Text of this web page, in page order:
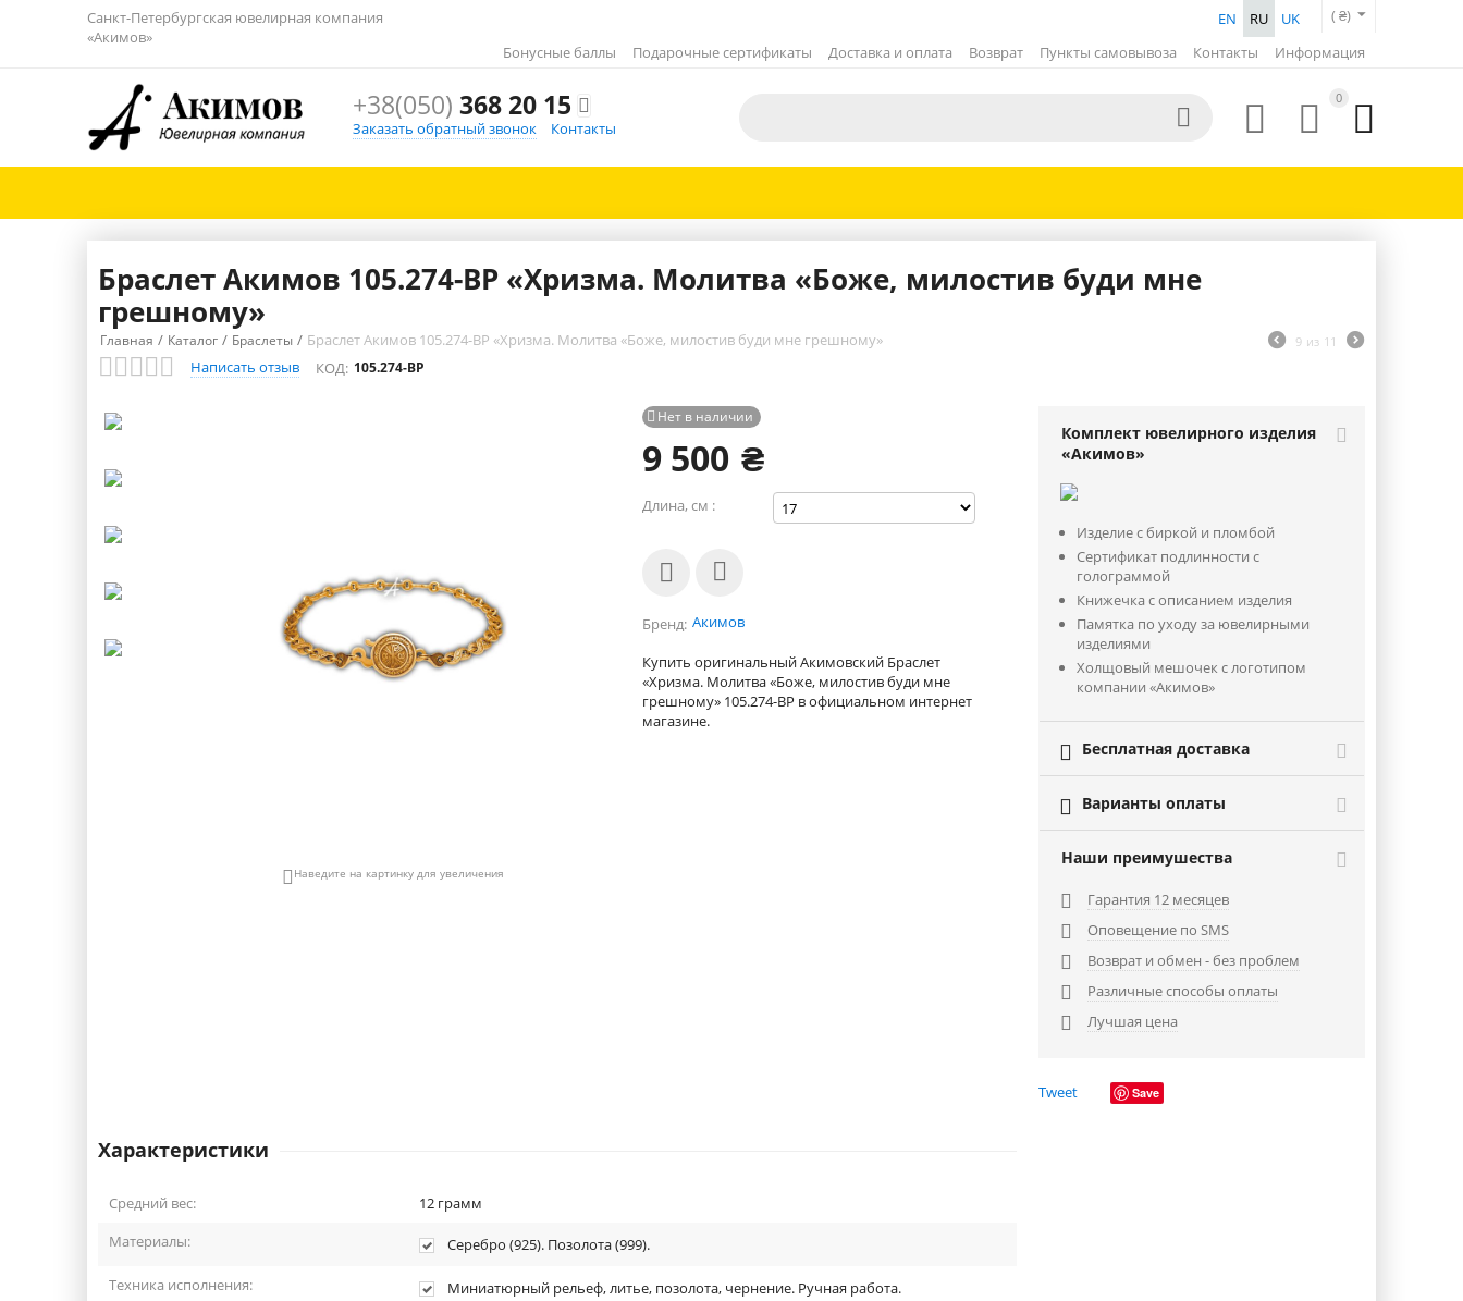
Санкт-Петербургская ювелирная компания
«Акимов»
( ₴)
EN RU
UK
Бонусные баллы
Подарочные сертификаты Доставка и оплата Возврат Пункты самовывоза Контакты Информация
+38(050) 368 20 15 
Заказать обратный звонок Контакты
0




Браслет Акимов 105.274-BP «Хризма. Молитва «Боже, милостив буди мне
грешному»
Главная / Каталог / Браслеты / Браслет Акимов 105.274-BP «Хризма. Молитва «Боже, милостив буди мне грешному» 9 из 11
Написать отзыв КОД: 105.274-BP
 Наведите на картинку для увеличения
Нет в наличии

9 500 ₴
Длина, см :
Бренд Акимов
Купить оригинальный Акимовский Браслет
«Хризма. Молитва «Боже, милостив буди мне
грешному» 105.274-BP в официальном интернет
магазине.
Комплект ювелирного изделия
«Акимов»
Изделие с биркой и пломбой
Сертификат подлинности с
голограммой
Книжечка с описанием изделия
Памятка по уходу за ювелирными
изделиями
Холщовый мешочек с логотипом
компании «Акимов»
 Бесплатная доставка
 Варианты оплаты
Наши преимушества
 Гарантия 12 месяцев
 Оповещение по SMS
 Возврат и обмен - без проблем
 Различные способы оплаты
 Лучшая цена
Tweet Save
Характеристики
Средний вес: 12 грамм
Материалы:
Серебро (925). Позолота (999).
Техника исполнения: Миниатюрный рельеф, литье, позолота, чернение. Ручная работа.